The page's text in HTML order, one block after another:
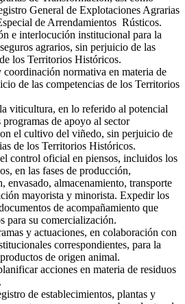
General de Explotaciones Agrarias
de Arrendamientos Rústicos.
e interlocución institucional para la
agrarios, sin perjuicio de las
los Territorios Históricos.
normativa en materia de
de las competencias de los Territorios
viticultura, en lo referido al potencial
de apoyo al sector
el cultivo del viñedo, sin perjuicio de
de los Territorios Históricos.
control oficial en piensos, incluidos los
en las fases de producción,
envasado, almacenamiento, transporte
mayorista y minorista. Expedir los
de acompañamiento que
para su comercialización.
y actuaciones, en colaboración con
correspondientes, para la
de origen animal.
acciones en materia de residuos
de establecimientos, plantas y